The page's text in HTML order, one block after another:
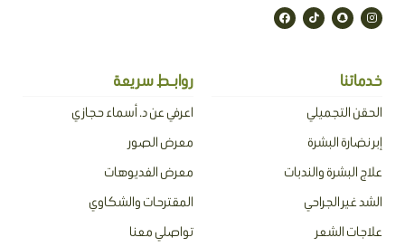
I
n
s
a
S
n
a
a
t
T
i
k
F
a
c
خدماتنا
الحقن التجميلي
إبر نضارة البشرة
علاج البشرة والندبات
الشد غير الجراحي
علاجات الشعر
روابـط سريعة
اعرفي عن د. أسماء حجازي
معرض الصور
معرض الفديوهات
المقترحات والشكاوي
تواصلي معنا